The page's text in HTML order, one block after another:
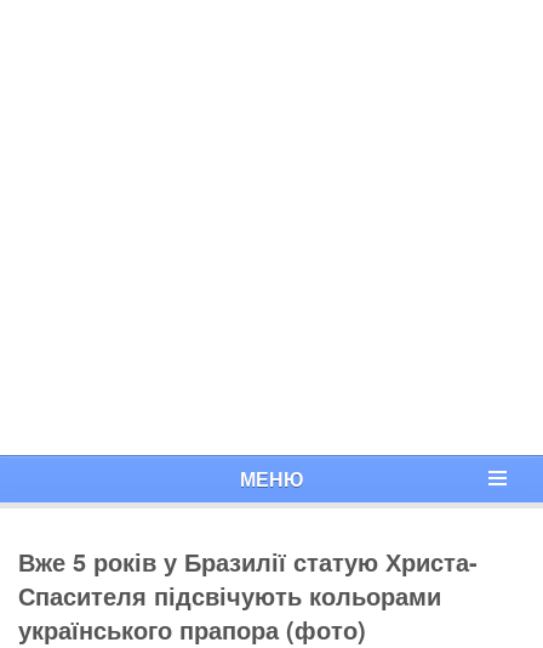
МЕНЮ
Вже 5 років у Бразилії статую Христа-
Спасителя підсвічують кольорами
українського прапора (фото)